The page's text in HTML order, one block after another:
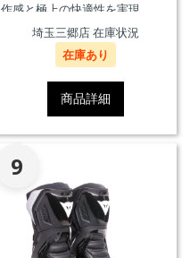
作感と極上の快適性を実現。
埼玉三郷店 在庫状況
在庫あり
商品詳細
9